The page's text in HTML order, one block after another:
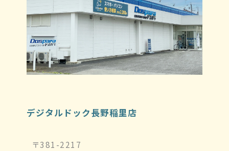
デジタルドック長野稲里店
〒381-2217